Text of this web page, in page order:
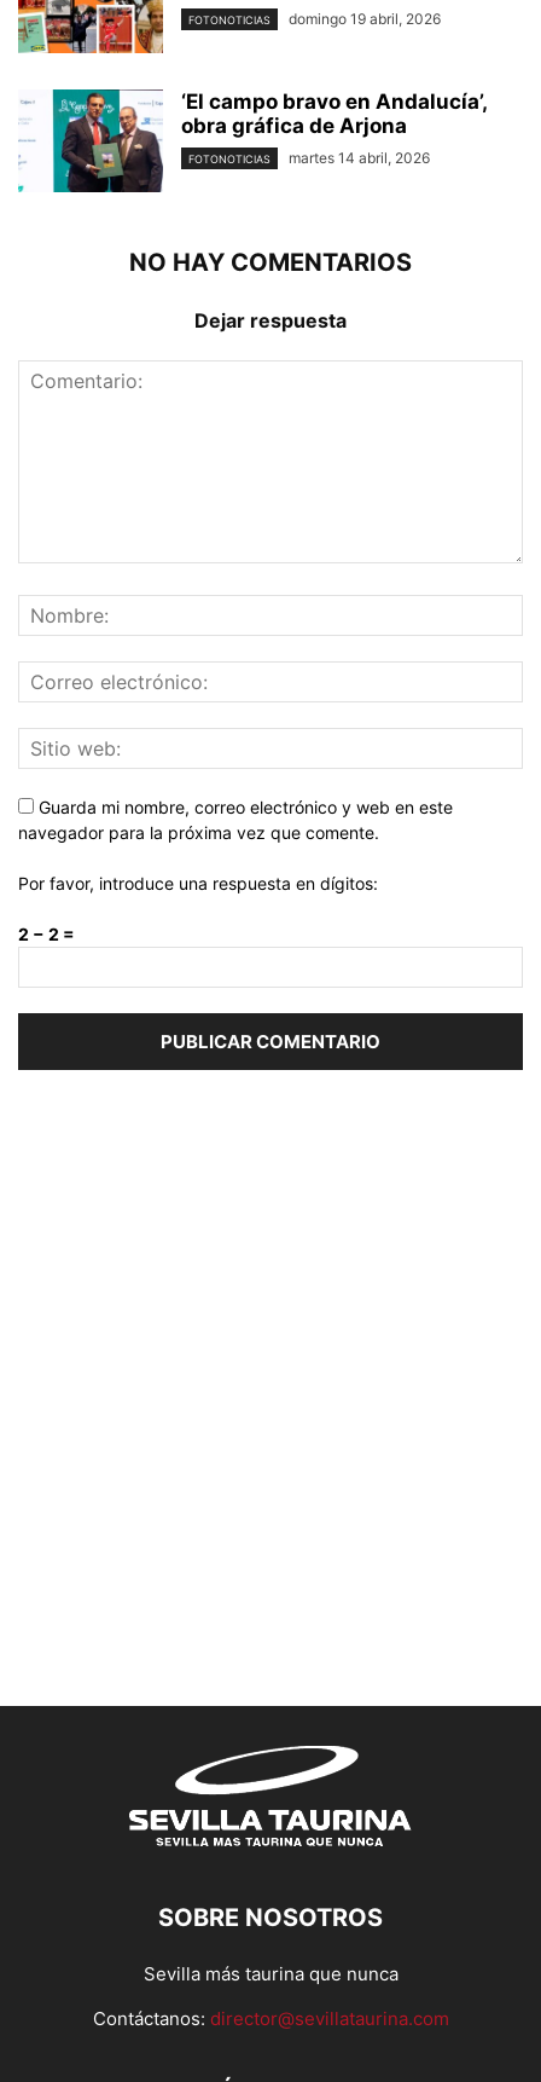
FOTONOTICIAS domingo 19 abril, 2026
‘El campo bravo en Andalucía’,
obra gráfica de Arjona
FOTONOTICIAS martes 14 abril, 2026
NO HAY COMENTARIOS
Dejar respuesta
Guarda mi nombre, correo electrónico y web en este
navegador para la próxima vez que comente.
Por favor, introduce una respuesta en dígitos:
2 − 2 =
SOBRE NOSOTROS
Sevilla más taurina que nunca
Contáctanos: director@sevillataurina.com